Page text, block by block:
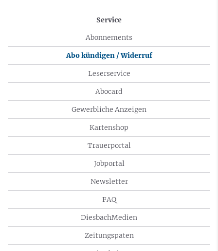
Service
Abonnements
Abo kündigen / Widerruf
Leserservice
Abocard
Gewerbliche Anzeigen
Kartenshop
Trauerportal
Jobportal
Newsletter
FAQ
DiesbachMedien
Zeitungspaten